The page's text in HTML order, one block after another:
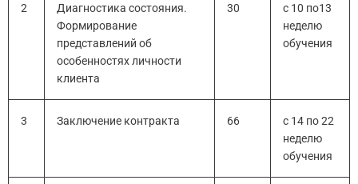
2
Диагностика состояния.
Формирование
представлений об
особенностях личности
клиента
30
с 10 по13
неделю
обучения
3 Заключение контракта 66
с 14 по 22
неделю
обучения